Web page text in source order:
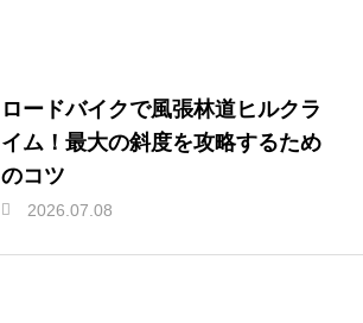
ロードバイクで風張林道ヒルクラ
イム！最大の斜度を攻略するため
のコツ
2026.07.08